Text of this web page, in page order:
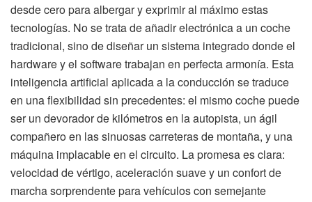
desde cero para albergar y exprimir al máximo estas
tecnologías. No se trata de añadir electrónica a un coche
tradicional, sino de diseñar un sistema integrado donde el
hardware y el software trabajan en perfecta armonía. Esta
inteligencia artificial aplicada a la conducción se traduce
en una flexibilidad sin precedentes: el mismo coche puede
ser un devorador de kilómetros en la autopista, un ágil
compañero en las sinuosas carreteras de montaña, y una
máquina implacable en el circuito. La promesa es clara:
velocidad de vértigo, aceleración suave y un confort de
marcha sorprendente para vehículos con semejante